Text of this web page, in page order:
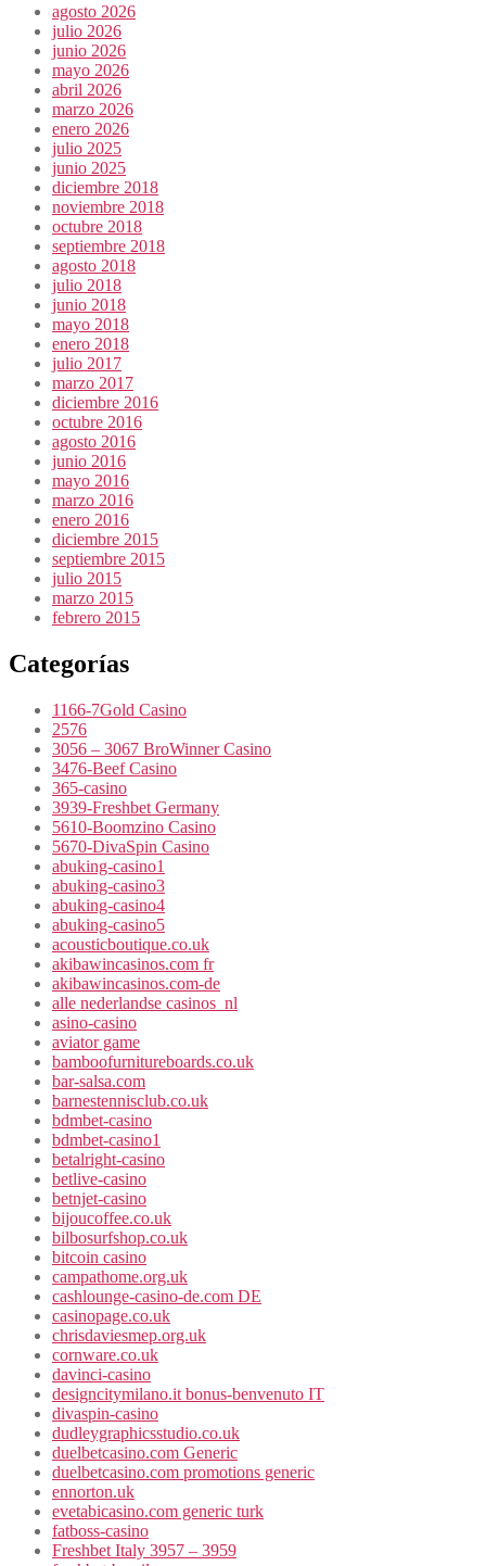
agosto 2026
julio 2026
junio 2026
mayo 2026
abril 2026
marzo 2026
enero 2026
julio 2025
junio 2025
diciembre 2018
noviembre 2018
octubre 2018
septiembre 2018
agosto 2018
julio 2018
junio 2018
mayo 2018
enero 2018
julio 2017
marzo 2017
diciembre 2016
octubre 2016
agosto 2016
junio 2016
mayo 2016
marzo 2016
enero 2016
diciembre 2015
septiembre 2015
julio 2015
marzo 2015
febrero 2015
Categorías
1166-7Gold Casino
2576
3056 – 3067 BroWinner Casino
3476-Beef Casino
365-casino
3939-Freshbet Germany
5610-Boomzino Casino
5670-DivaSpin Casino
abuking-casino1
abuking-casino3
abuking-casino4
abuking-casino5
acousticboutique.co.uk
akibawincasinos.com fr
akibawincasinos.com-de
alle nederlandse casinos_nl
asino-casino
aviator game
bamboofurnitureboards.co.uk
bar-salsa.com
barnestennisclub.co.uk
bdmbet-casino
bdmbet-casino1
betalright-casino
betlive-casino
betnjet-casino
bijoucoffee.co.uk
bilbosurfshop.co.uk
bitcoin casino
campathome.org.uk
cashlounge-casino-de.com DE
casinopage.co.uk
chrisdaviesmep.org.uk
cornware.co.uk
davinci-casino
designcitymilano.it bonus-benvenuto IT
divaspin-casino
dudleygraphicsstudio.co.uk
duelbetcasino.com Generic
duelbetcasino.com promotions generic
ennorton.uk
evetabicasino.com generic turk
fatboss-casino
Freshbet Italy 3957 – 3959